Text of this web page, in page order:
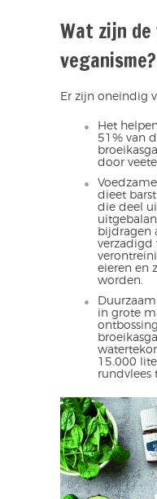
Wat zijn
veganisme?
Er zijn oneindig
Het
51% van
door
dieet
die deel
bijdragen
verzadigd
eieren en
worden.
in grote
15.000
rundvlees